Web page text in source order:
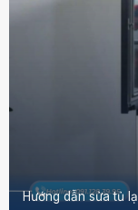
Hướng dẫn sửa tủ